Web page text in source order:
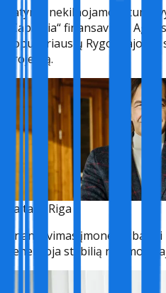
Patyręs nekilnojamojo turto
„Capitalia“ finansavimą,
populiariausių Rygos
projektą.
Balta 1, Riga
Finansavimas įmonei
generuoja stabilią nuomos